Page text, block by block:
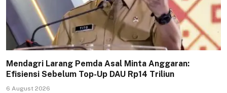
Mendagri Larang Pemda Asal Minta Anggaran:
Efisiensi Sebelum Top-Up DAU Rp14 Triliun
6 August 2026